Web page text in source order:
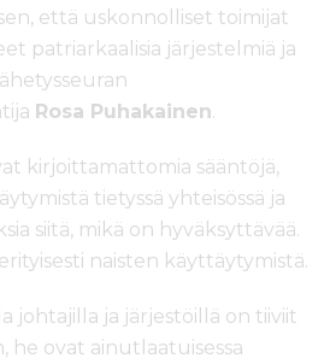
että uskonnolliset toimijat
patriarkaalisia järjestelmiä ja
Rosa Puhakainen.
kirjoittamattomia sääntöjä,
tietyssä yhteisössä ja
siitä, mikä on hyväksyttävää.
naisten käyttäytymistä.
johtajilla ja järjestöillä on tiiviit
he ovat ainutlaatuisessa